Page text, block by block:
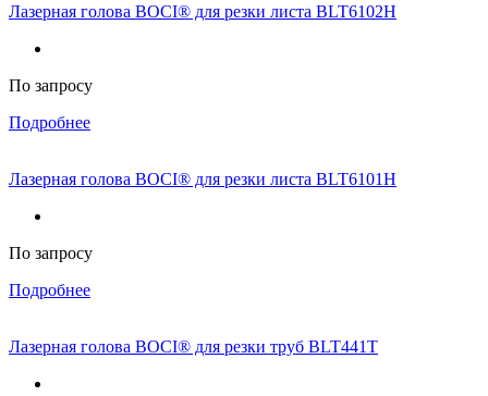
Лазерная голова BOCI® для резки листа BLT6102H
По запросу
Подробнее
Лазерная голова BOCI® для резки листа BLT6101H
По запросу
Подробнее
Лазерная голова BOCI® для резки труб BLT441T